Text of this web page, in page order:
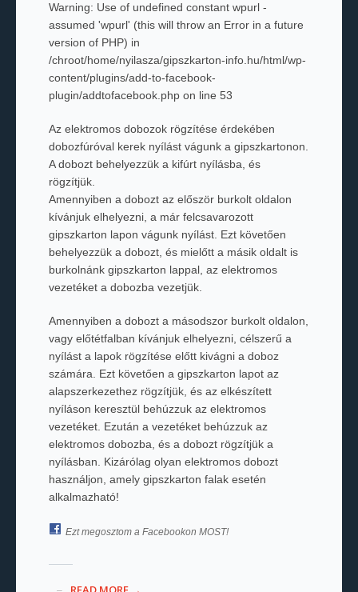
Warning: Use of undefined constant wpurl -
assumed 'wpurl' (this will throw an Error in a future
version of PHP) in
/chroot/home/nyilasza/gipszkarton-info.hu/html/wp-
content/plugins/add-to-facebook-
plugin/addtofacebook.phpon line 53
Az elektromos dobozok rögzítése érdekében
dobozfúróval kerek nyílást vágunk a gipszkartonon.
A dobozt behelyezzük a kifúrt nyílásba, és
rögzítjük.
Amennyiben a dobozt az először burkolt oldalon
kívánjuk elhelyezni, a már felcsavarozott
gipszkarton lapon vágunk nyílást. Ezt követően
behelyezzük a dobozt, és mielőtt a másik oldalt is
burkolnánk gipszkarton lappal, az elektromos
vezetéket a dobozba vezetjük.
Amennyiben a dobozt a másodszor burkolt oldalon,
vagy előtétfalban kívánjuk elhelyezni, célszerű a
nyílást a lapok rögzítése előtt kivágni a doboz
számára. Ezt követően a gipszkarton lapot az
alapszerkezethez rögzítjük, és az elkészített
nyíláson keresztül behúzzuk az elektromos
vezetéket. Ezután a vezetéket behúzzuk az
elektromos dobozba, és a dobozt rögzítjük a
nyílásban. Kizárólag olyan elektromos dobozt
használjon, amely gipszkarton falak esetén
alkalmazható!
Ezt megosztom a Facebookon MOST!